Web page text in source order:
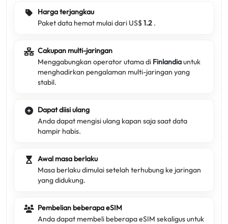
Harga terjangkau
Paket data hemat mulai dari US$1.2 .
Cakupan multi-jaringan
Menggabungkan operator utama di Finlandiauntuk
menghadirkan pengalaman multi-jaringan yang
stabil.
Dapat diisi ulang
Anda dapat mengisi ulang kapan saja saat data
hampir habis.
Awal masa berlaku
Masa berlaku dimulai setelah terhubung ke jaringan
yang didukung.
Pembelian beberapa eSIM
Anda dapat membeli beberapa eSIM sekaligus untuk